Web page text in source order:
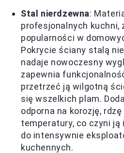
Stal nierdzewna:
profesjonalnych kuchni,
popularności w
Pokrycie ściany stalą
nadaje nowoczesny
zapewnia
przetrzeć ją wilgotną
się wszelkich plam.
odporna na korozję,
temperatury, co czyni ją
do intensywnie
kuchennych.